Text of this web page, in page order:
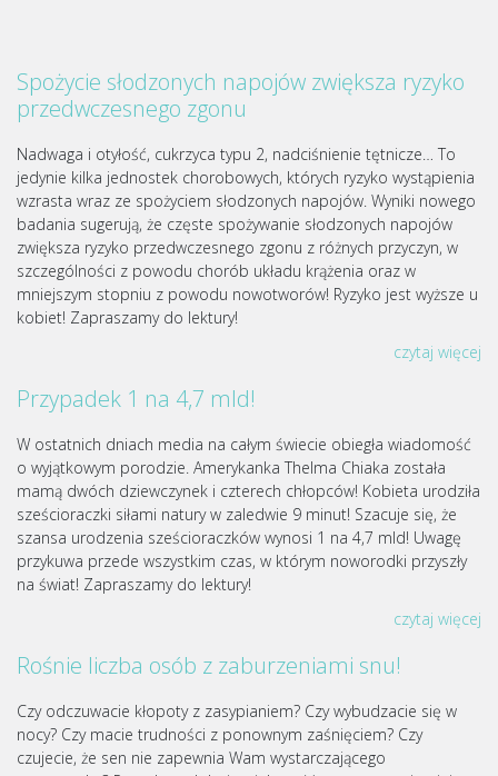
Spożycie słodzonych napojów zwiększa ryzyko
przedwczesnego zgonu
Nadwaga i otyłość, cukrzyca typu 2, nadciśnienie tętnicze… To
jedynie kilka jednostek chorobowych, których ryzyko wystąpienia
wzrasta wraz ze spożyciem słodzonych napojów. Wyniki nowego
badania sugerują, że częste spożywanie słodzonych napojów
zwiększa ryzyko przedwczesnego zgonu z różnych przyczyn, w
szczególności z powodu chorób układu krążenia oraz w
mniejszym stopniu z powodu nowotworów! Ryzyko jest wyższe u
kobiet! Zapraszamy do lektury!
czytaj więcej
Przypadek 1 na 4,7 mld!
W ostatnich dniach media na całym świecie obiegła wiadomość
o wyjątkowym porodzie. Amerykanka Thelma Chiaka została
mamą dwóch dziewczynek i czterech chłopców! Kobieta urodziła
sześcioraczki siłami natury w zaledwie 9 minut! Szacuje się, że
szansa urodzenia sześcioraczków wynosi 1 na 4,7 mld! Uwagę
przykuwa przede wszystkim czas, w którym noworodki przyszły
na świat! Zapraszamy do lektury!
czytaj więcej
Rośnie liczba osób z zaburzeniami snu!
Czy odczuwacie kłopoty z zasypianiem? Czy wybudzacie się w
nocy? Czy macie trudności z ponownym zaśnięciem? Czy
czujecie, że sen nie zapewnia Wam wystarczającego